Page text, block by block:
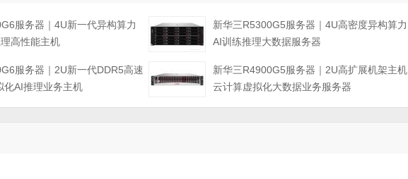
服务器｜4U新一代异构算力
高性能主机
新华三R5300G5服务器｜4U高密度异构算力
AI训练推理大数据服务器
服务器｜2U新一代DDR5高速
化AI推理业务主机
新华三R4900G5服务器｜2U高扩展机架主机
云计算虚拟化大数据业务服务器